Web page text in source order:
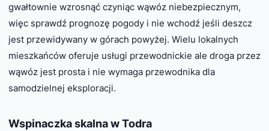
gwałtownie wzrosnąć czyniąc wąwóz niebezpiecznym,
więc sprawdź prognozę pogody i nie wchodź jeśli deszcz
jest przewidywany w górach powyżej. Wielu lokalnych
mieszkańców oferuje usługi przewodnickie ale droga przez
wąwóz jest prosta i nie wymaga przewodnika dla
samodzielnej eksploracji.
Wspinaczka skalna w Todra